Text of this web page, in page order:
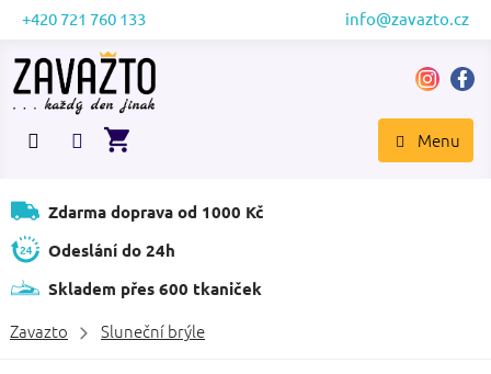
Přejít
obsah
+420 721 760 133 info@zavazto.cz
NÁKUPNÍ
Zdarma doprava od 1000 Kč
Odeslání do 24h
Skladem přes 600 tkaniček
Zavazto Sluneční brýle